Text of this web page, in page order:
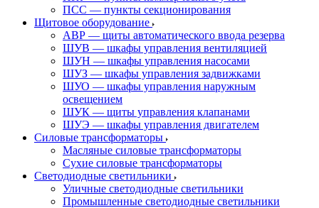
ПСС — пункты секционирования
Щитовое оборудование
АВР — щиты автоматического ввода резерва
ШУВ — шкафы управления вентиляцией
ШУН — шкафы управления насосами
ШУЗ — шкафы управления задвижками
ШУО — шкафы управления наружным
освещением
ШУК — щиты управления клапанами
ШУЭ — шкафы управления двигателем
Силовые трансформаторы
Масляные силовые трансформаторы
Сухие силовые трансформаторы
Светодиодные светильники
Уличные светодиодные светильники
Промышленные светодиодные светильники